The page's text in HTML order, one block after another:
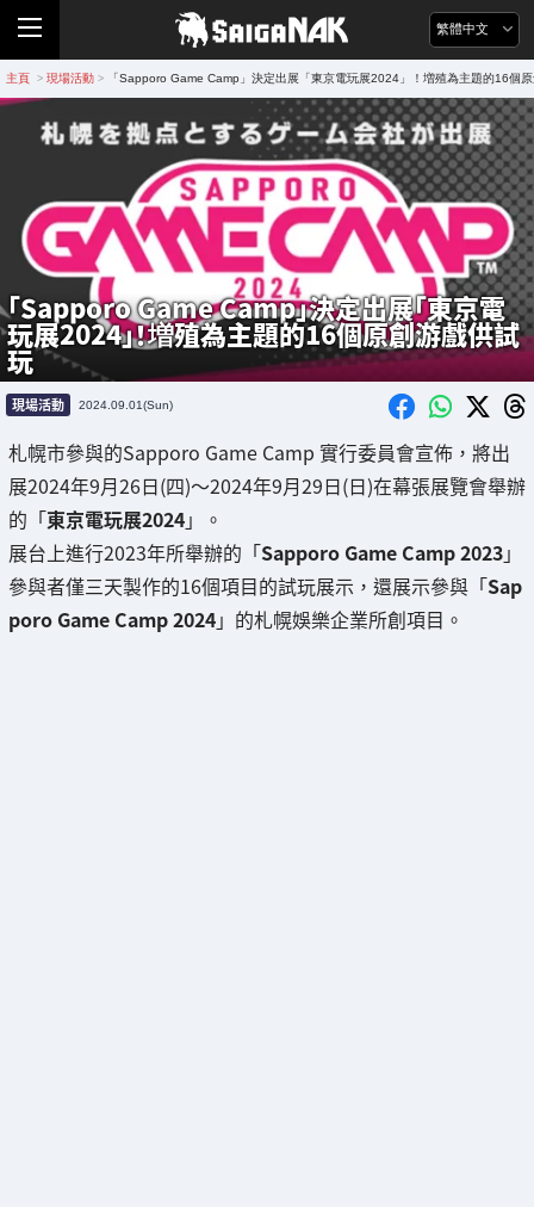
繁體中文
主頁 > 現場活動 > 「Sapporo Game Camp」決定出展「東京電玩展2024」！増殖為主題的16個
「Sapporo Game Camp」決定出展「東京電
玩展2024」！増殖為主題的16個原創游戲供試
玩
現場活動 2024.09.01(Sun)
札幌市參與的Sapporo Game Camp 實行委員會宣佈，將出
展2024年9月26日(四)～2024年9月29日(日)在幕張展覽會舉辦
的「東京電玩展2024」。
展台上進行2023年所舉辦的「Sapporo Game Camp 2023」
參與者僅三天製作的16個項目的試玩展示，還展示參與「Sap
poro Game Camp 2024」的札幌娛樂企業所創項目。